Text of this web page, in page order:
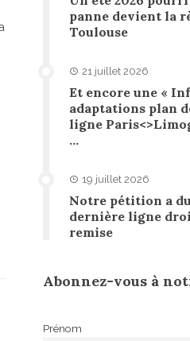
panne devient la
Toulouse
21 juillet 2026
Et encore une «
adaptations plan
ligne
…
19 juillet 2026
Notre pétition a
dernière ligne
remise
Abonnez-vous à
Prénom